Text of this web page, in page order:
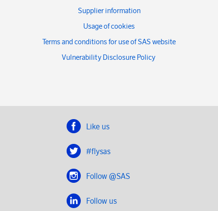
Supplier information
Usage of cookies
Terms and conditions for use of SAS website
Vulnerability Disclosure Policy
Like us
#flysas
Follow @SAS
Follow us